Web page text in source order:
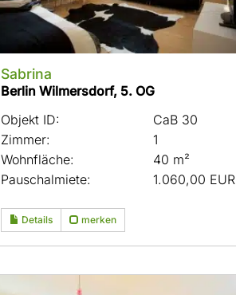
Sabrina
Berlin Wilmersdorf, 5. OG
Objekt ID:
CaB 30
Zimmer:
1
Wohnfläche:
40 m²
Pauschalmiete:
1.060,00 EUR
Details merken